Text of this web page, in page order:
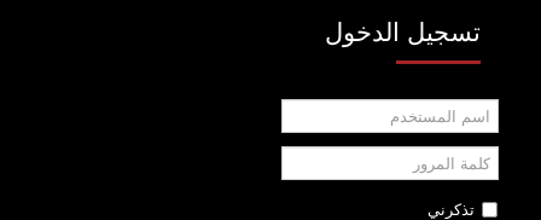
تسجيل الدخول
اسم
المستخدم
كلمة
المرور
تذكرني